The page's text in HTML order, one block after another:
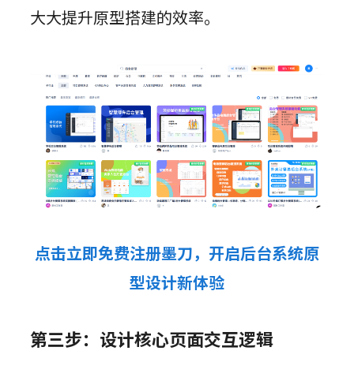
大大提升原型搭建的效率。
点击立即免费注册墨刀，开启后台系统原
型设计新体验
第三步：设计核心页面交互逻辑